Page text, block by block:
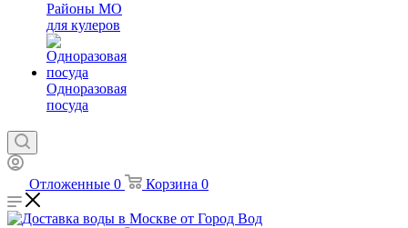
Районы МО
для кулеров
Одноразовая
посуда
Отложенные 0 Корзина 0